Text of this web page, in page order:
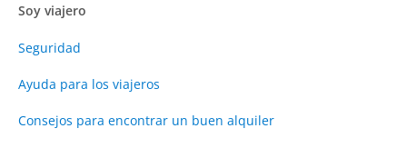
Soy viajero
Seguridad
Ayuda para los viajeros
Consejos para encontrar un buen alquiler